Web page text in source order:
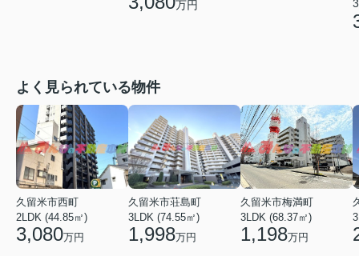
万円
よく見られている物件
久留米市西町
2LDK (44.85㎡)
3,080万円
久留米市荘島町
3LDK (74.55㎡)
1,998万円
久留米市梅満町
3LDK (68.37㎡)
1,198万円